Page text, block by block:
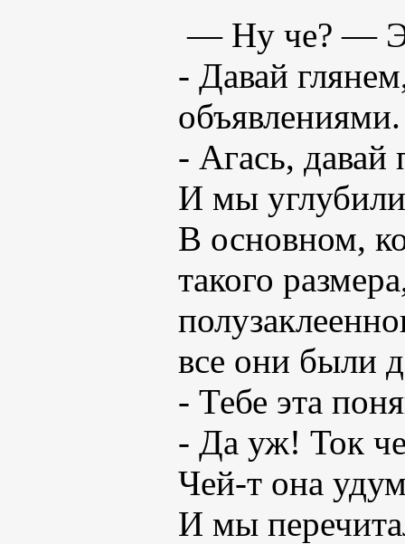
— Ну че? —
- Давай
- Агась,
И мы
В основном,
такого
все они были
- Тебе эта
- Да уж! Ток
Чей-т она
И мы